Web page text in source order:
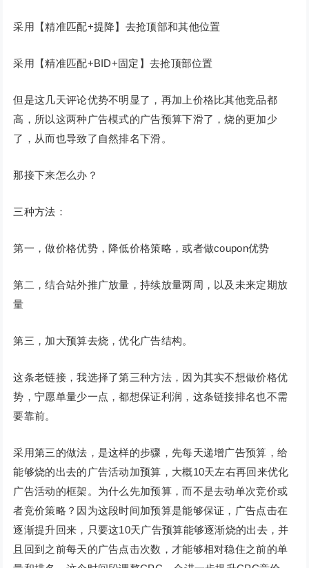
采用【精准匹配+提降】去抢顶部和其他位置
采用【精准匹配+BID+固定】去抢顶部位置
但是这几天评论优势不明显了，再加上价格比其他竞品都
高，所以这两种广告模式的广告预算下滑了，烧的更加少
了，从而也导致了自然排名下滑。
那接下来怎么办？
三种方法：
第一，做价格优势，降低价格策略，或者做coupon优势
第二，结合站外推广放量，持续放量两周，以及未来定期放
量
第三，加大预算去烧，优化广告结构。
这条老链接，我选择了第三种方法，因为其实不想做价格优
势，宁愿单量少一点，都想保证利润，这条链接排名也不需
要靠前。
采用第三的做法，是这样的步骤，先每天递增广告预算，给
能够烧的出去的广告活动加预算，大概10天左右再回来优化
广告活动的框架。为什么先加预算，而不是去动单次竞价或
者竞价策略？因为这段时间加预算是能够保证，广告点击在
逐渐提升回来，只要这10天广告预算能够逐渐烧的出去，并
且回到之前每天的广告点击次数，才能够相对稳住之前的单